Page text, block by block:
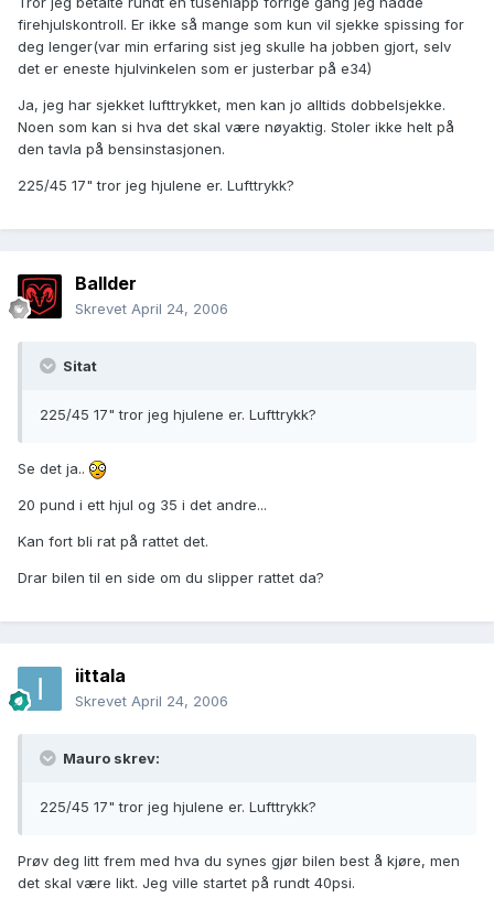
firehjulskontroll. Er ikke så mange som kun vil sjekke spissing for
deg lenger(var min erfaring sist jeg skulle ha jobben gjort, selv
det er eneste hjulvinkelen som er justerbar på e34)
Ja, jeg har sjekket lufttrykket, men kan jo alltids dobbelsjekke.
Noen som kan si hva det skal være nøyaktig. Stoler ikke helt på
den tavla på bensinstasjonen.
225/45 17" tror jeg hjulene er. Lufttrykk?
Ballder
Skrevet April 24, 2006
Sitat
225/45 17" tror jeg hjulene er. Lufttrykk?
Se det ja..
20 pund i ett hjul og 35 i det andre...
Kan fort bli rat på rattet det.
Drar bilen til en side om du slipper rattet da?
iittala
Skrevet April 24, 2006
Mauro skrev:
225/45 17" tror jeg hjulene er. Lufttrykk?
Prøv deg litt frem med hva du synes gjør bilen best å kjøre, men
det skal være likt. Jeg ville startet på rundt 40psi.